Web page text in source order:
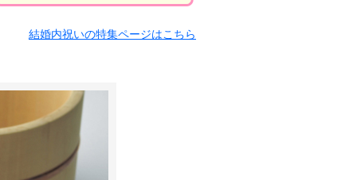
結婚内祝いの特集ページはこちら